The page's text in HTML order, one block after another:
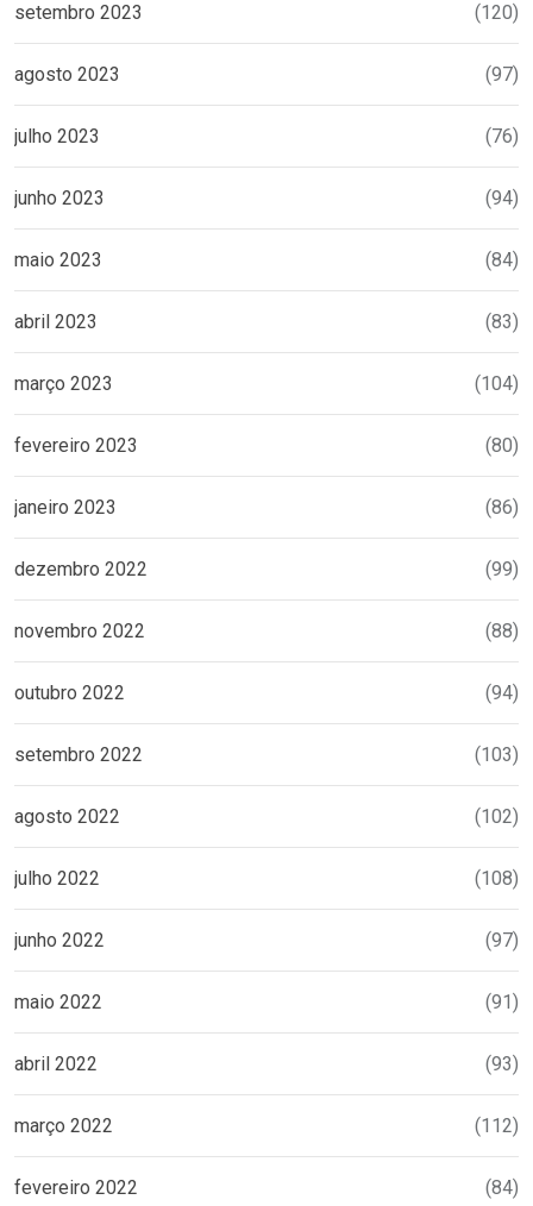
setembro 2023 (120)
agosto 2023 (97)
julho 2023 (76)
junho 2023 (94)
maio 2023 (84)
abril 2023 (83)
março 2023 (104)
fevereiro 2023 (80)
janeiro 2023 (86)
dezembro 2022 (99)
novembro 2022 (88)
outubro 2022 (94)
setembro 2022 (103)
agosto 2022 (102)
julho 2022 (108)
junho 2022 (97)
maio 2022 (91)
abril 2022 (93)
março 2022 (112)
fevereiro 2022 (84)